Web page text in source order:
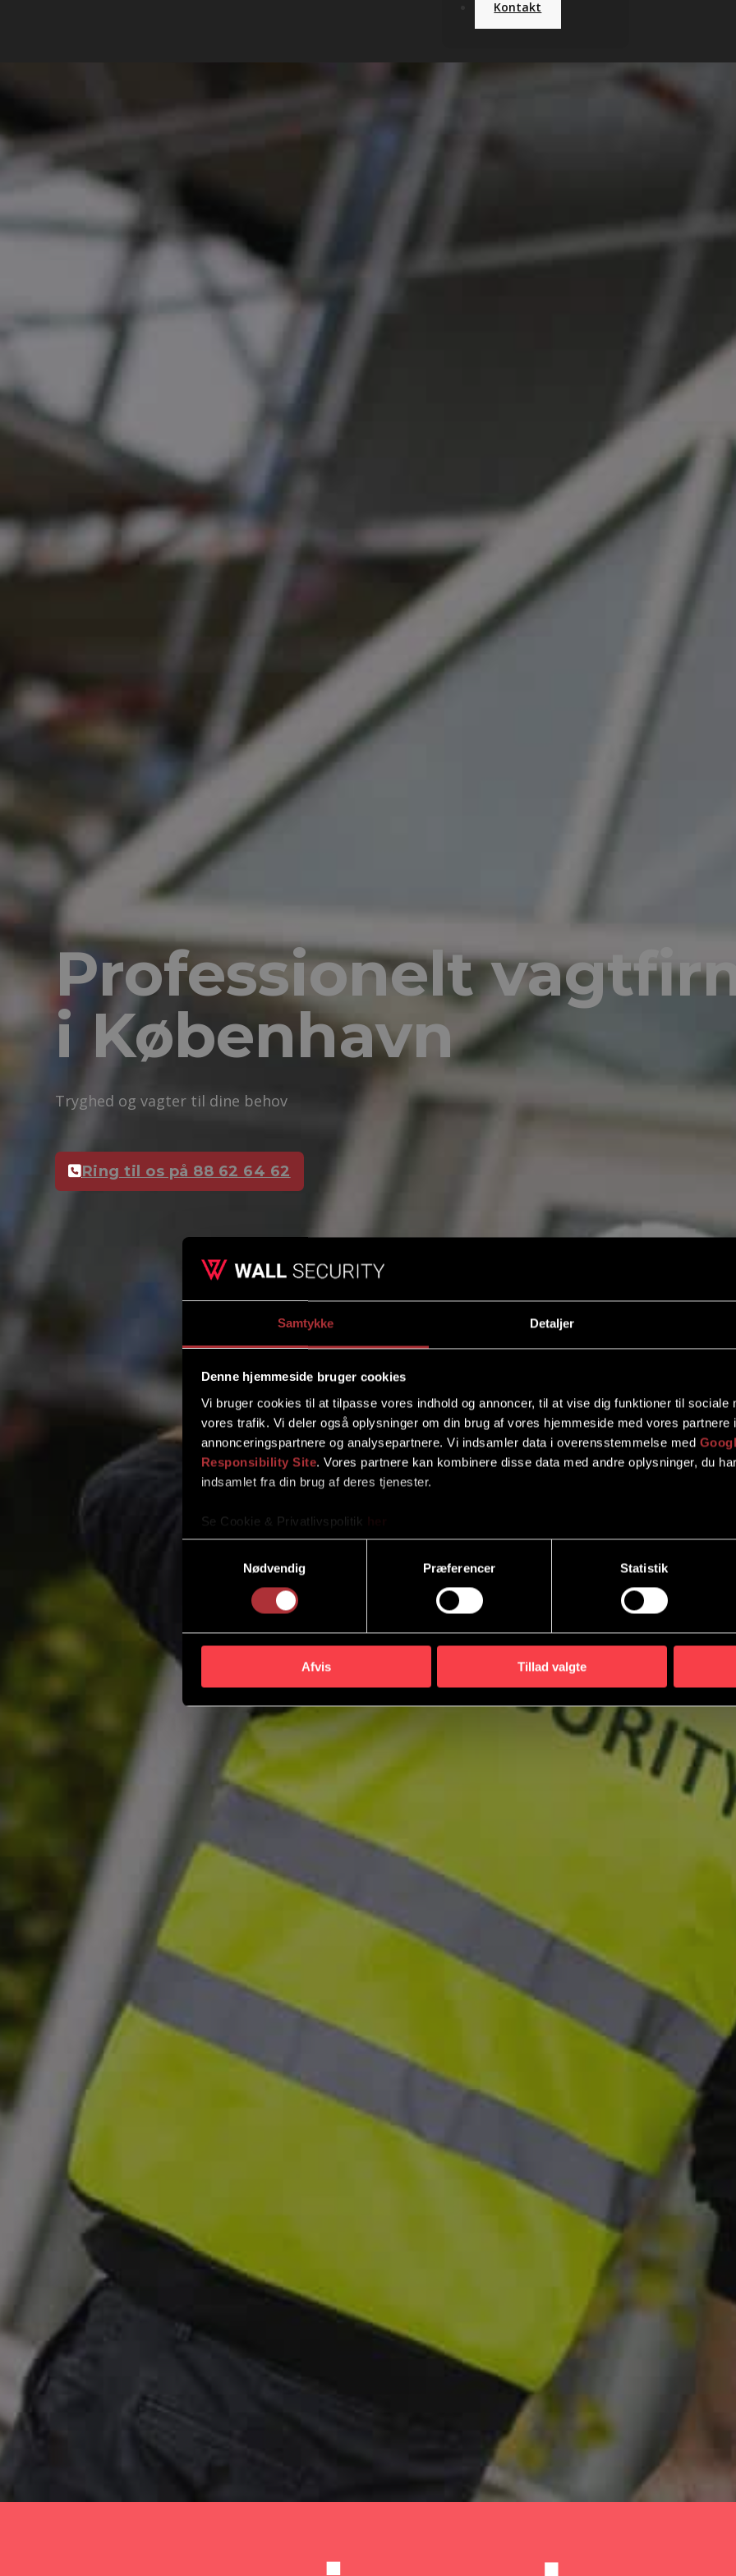
Samtykke Detaljer
Denne hjemmeside bruger cookies
Vi bruger cookies til at tilpasse vores indhold og annoncer, til at vise dig funktioner til sociale
vores trafik. Vi deler også oplysninger om din brug af vores hjemmeside med vores partnere
annonceringspartnere og analysepartnere. Vi indsamler data i overensstemmelse med
Responsibility Site. Vores partnere kan kombinere disse data med andre oplysninger, du
indsamlet fra din brug af deres tjenester.
Se Cookie & Privatlivspolitik
her
Nødvendig
Præferencer Statistik
Afvis Tillad valgte
Kontakt
Professionelt
i København
Tryghed og vagter til dine behov
Ring til os på 88 62 64 62